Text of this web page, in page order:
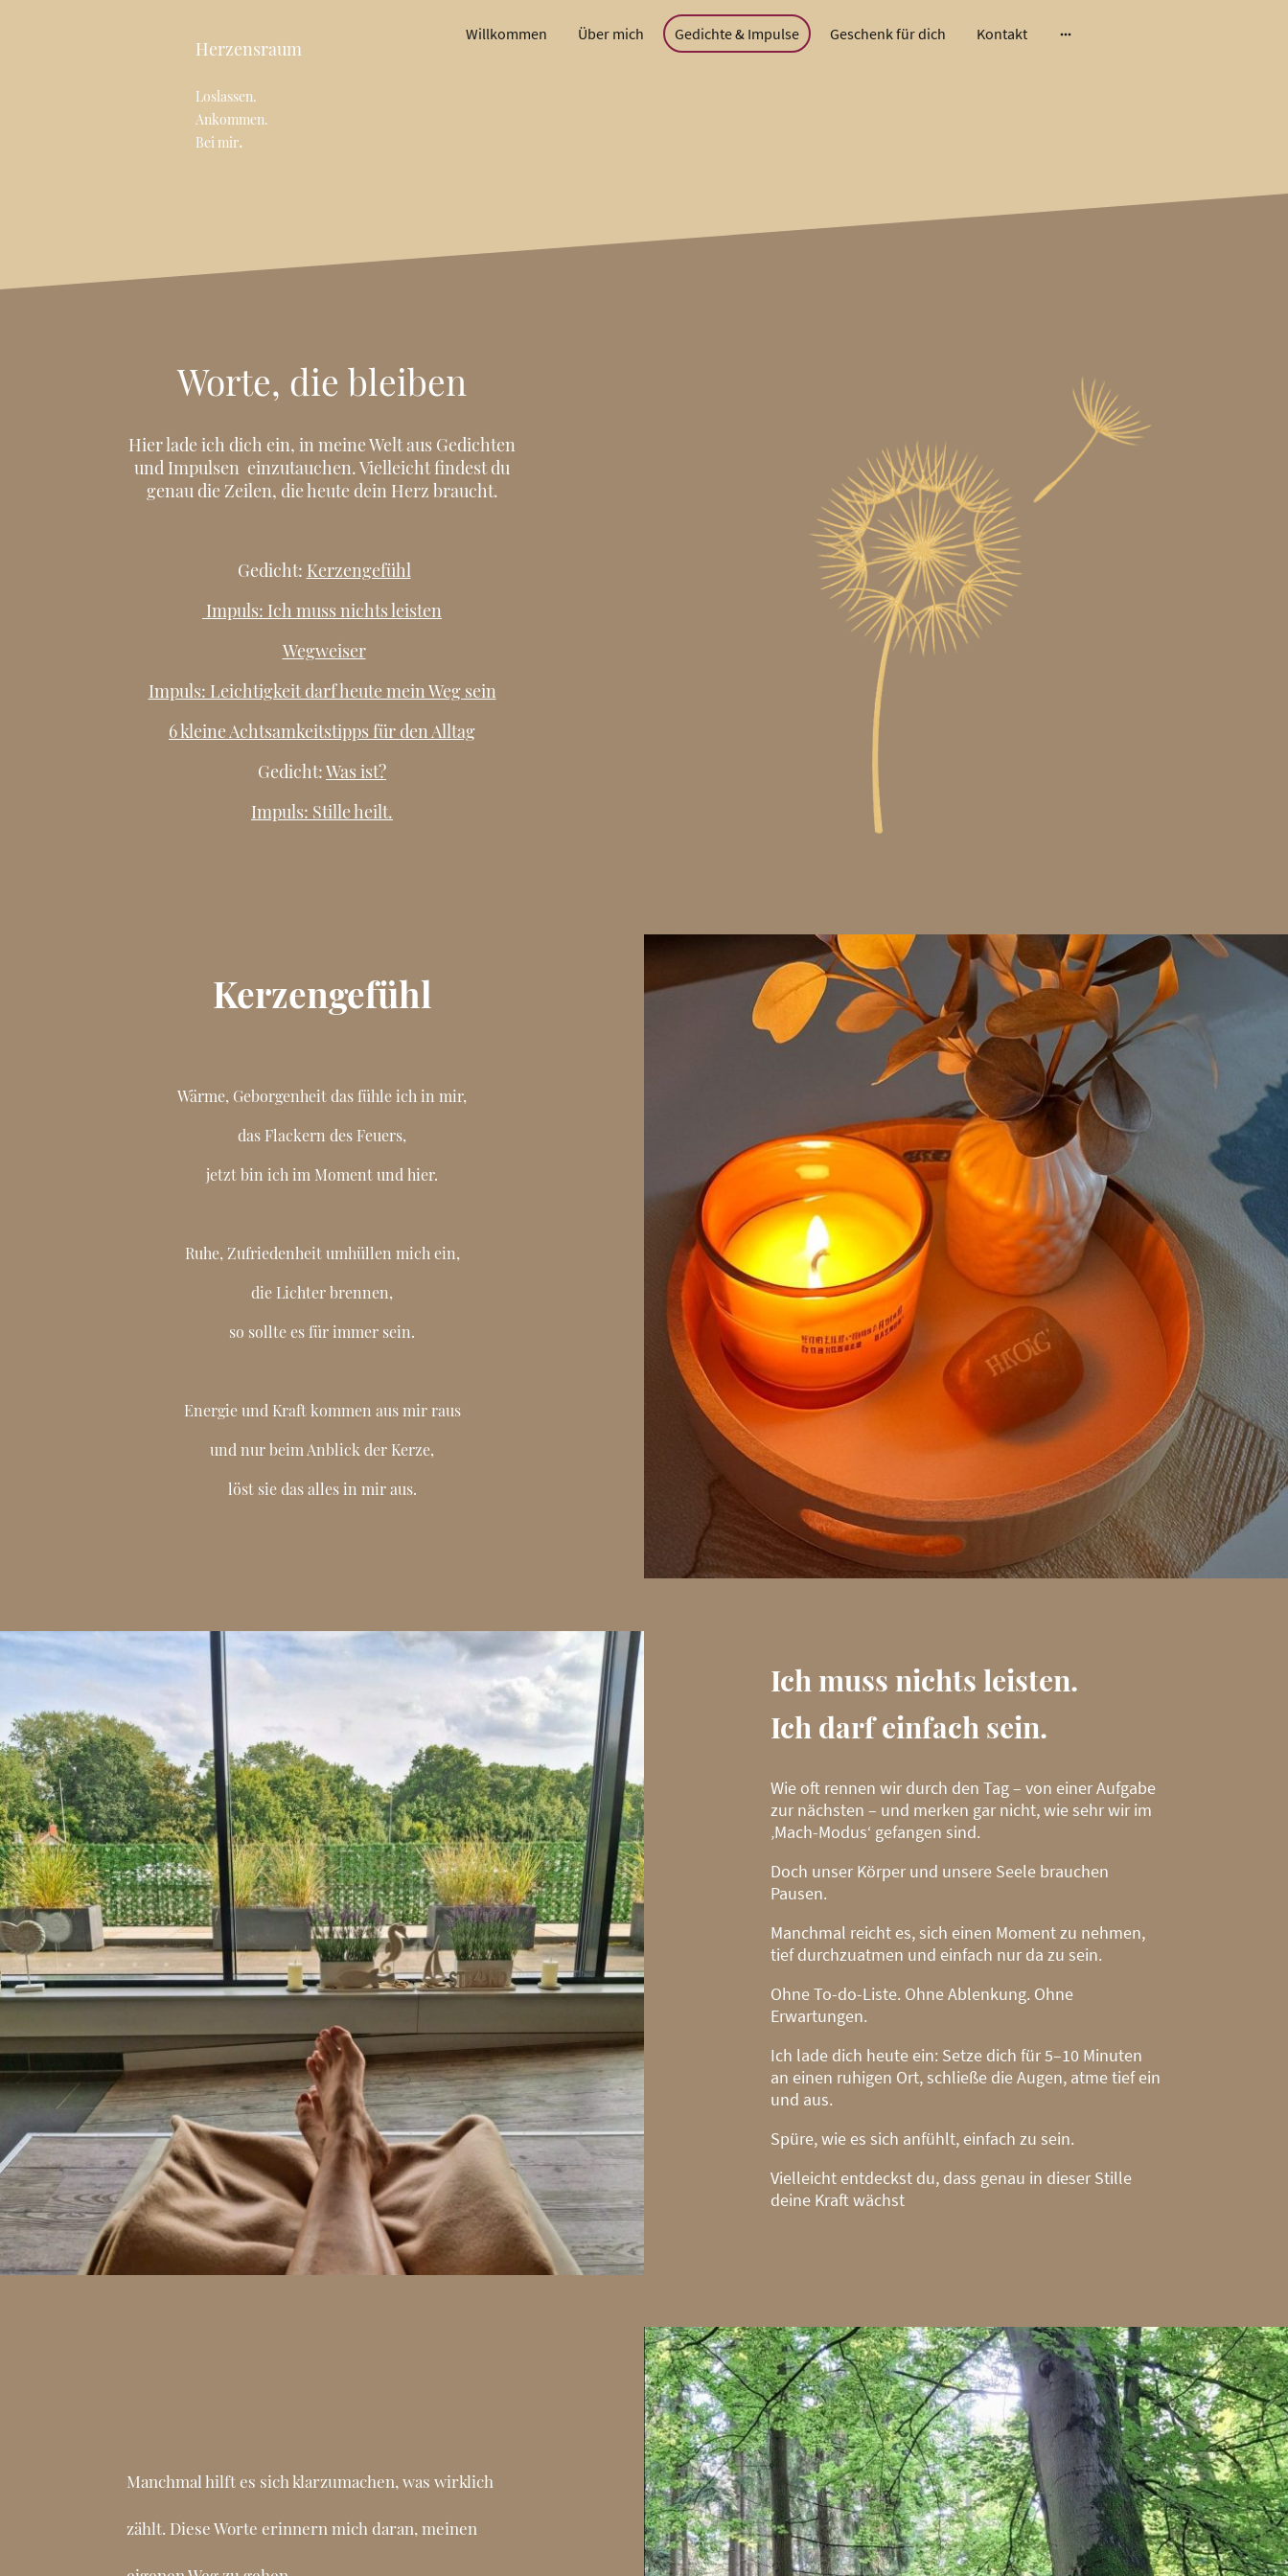
Herzensraum
Loslassen.
Ankommen.
Bei mir.
Willkommen Über mich Gedichte & Impulse Geschenk für dich Kontakt
Worte, die bleiben
Hier lade ich dich ein, in meine Welt aus Gedichten
und Impulsen einzutauchen. Vielleicht findest du
genau die Zeilen, die heute dein Herz braucht.
Gedicht: Kerzengefühl
Impuls: Ich muss nichts leisten
Wegweiser
Impuls: Leichtigkeit darf heute mein Weg sein
6 kleine Achtsamkeitstipps für den Alltag
Gedicht:Was ist?
Impuls: Stille heilt.
Kerzengefühl
Wärme, Geborgenheit das fühle ich in mir,
das Flackern des Feuers,
jetzt bin ich im Moment und hier.
Ruhe, Zufriedenheit umhüllen mich ein,
die Lichter brennen,
so sollte es für immer sein.
Energie und Kraft kommen aus mir raus
und nur beim Anblick der Kerze,
löst sie das alles in mir aus.
Ich muss nichts leisten.
Ich darf einfach sein.
Wie oft rennen wir durch den Tag – von einer Aufgabe
zur nächsten – und merken gar nicht, wie sehr wir im
‚Mach-Modus‘ gefangen sind.
Doch unser Körper und unsere Seele brauchen
Pausen.
Manchmal reicht es, sich einen Moment zu nehmen,
tief durchzuatmen und einfach nur da zu sein.
Ohne To-do-Liste. Ohne Ablenkung. Ohne
Erwartungen.
Ich lade dich heute ein: Setze dich für 5–10 Minuten
an einen ruhigen Ort, schließe die Augen, atme tief ein
und aus.
Spüre, wie es sich anfühlt, einfach zu sein.
Vielleicht entdeckst du, dass genau in dieser Stille
deine Kraft wächst
Manchmal hilft es sich klarzumachen, was wirklich
zählt. Diese Worte erinnern mich daran, meinen